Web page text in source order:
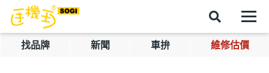
找品牌 新聞 車拚 維修估價